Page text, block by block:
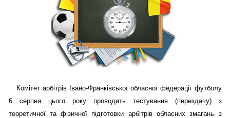
Комітет арбітрів Івано-Франківської обласної федерації футболу
6 серпня цього року проводить тестування (перездачу) з
теоретичної та фізичної підготовки арбітрів обласних змагань з